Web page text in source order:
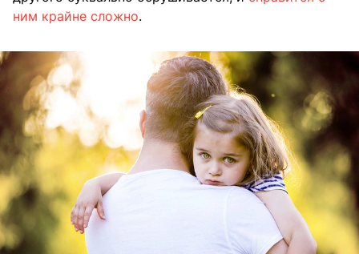
ним крайне сложно.